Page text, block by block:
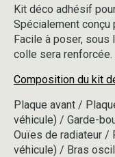
-
ORIGINAL
Kit déco adhésif
Spécialement
Facile à poser, sous
colle sera renforcée.
Composition du kit
Plaque avant /
véhicule) / Garde-
Ouïes de radiateur /
véhicule) / Bras